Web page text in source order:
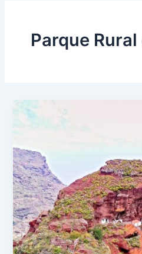
Parque